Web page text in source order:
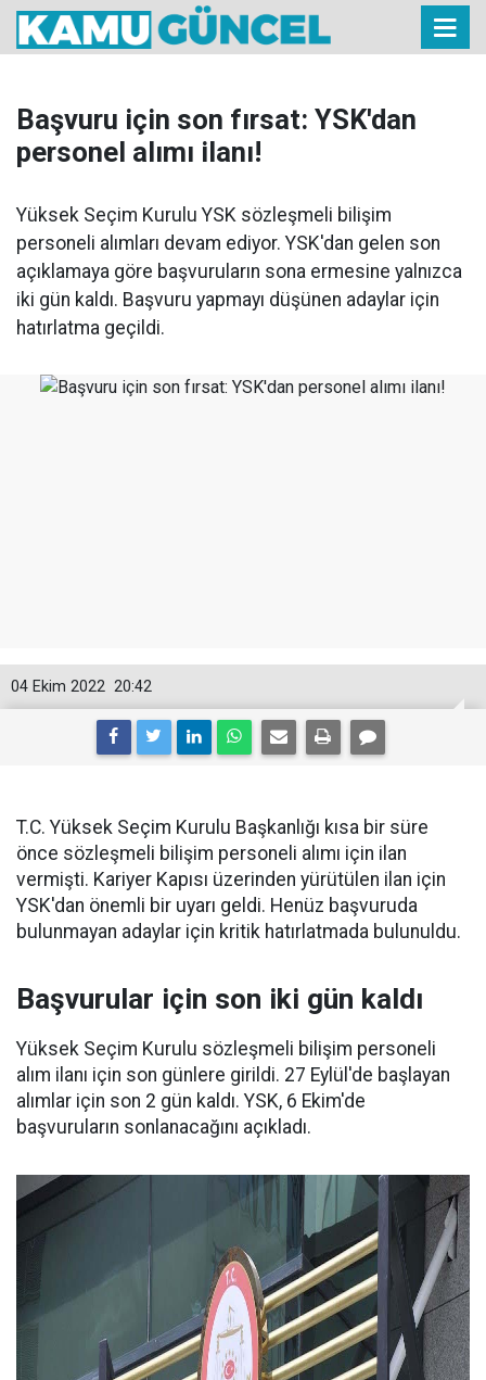
Başvuru için son fırsat: YSK'dan
personel alımı ilanı!
Yüksek Seçim Kurulu YSK sözleşmeli bilişim
personeli alımları devam ediyor. YSK'dan gelen son
açıklamaya göre başvuruların sona ermesine yalnızca
iki gün kaldı. Başvuru yapmayı düşünen adaylar için
hatırlatma geçildi.
20:42
04 Ekim 2022
T.C. Yüksek Seçim Kurulu Başkanlığı kısa bir süre
önce sözleşmeli bilişim personeli alımı için ilan
vermişti. Kariyer Kapısı üzerinden yürütülen ilan için
YSK'dan önemli bir uyarı geldi. Henüz başvuruda
bulunmayan adaylar için kritik hatırlatmada bulunuldu.
Başvurular için son iki gün kaldı
Yüksek Seçim Kurulu sözleşmeli bilişim personeli
alım ilanı için son günlere girildi. 27 Eylül'de başlayan
alımlar için son 2 gün kaldı. YSK, 6 Ekim'de
başvuruların sonlanacağını açıkladı.